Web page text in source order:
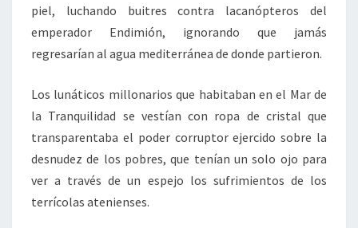
piel, luchando buitres contra lacanópteros del
emperador Endimión, ignorando que jamás
regresarían al agua mediterránea de donde partieron.
Los lunáticos millonarios que habitaban en el Mar de
la Tranquilidad se vestían con ropa de cristal que
transparentaba el poder corruptor ejercido sobre la
desnudez de los pobres, que tenían un solo ojo para
ver a través de un espejo los sufrimientos de los
terrícolas atenienses.